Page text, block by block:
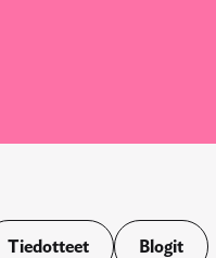
Tiedotteet Blogit